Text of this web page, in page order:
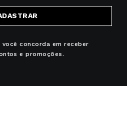
você concorda em receber
e promoções.